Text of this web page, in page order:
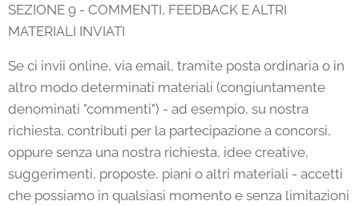
SEZIONE 9 - COMMENTI, FEEDBACK E ALTRI
MATERIALI INVIATI
Se ci invii online, via email, tramite posta ordinaria o in
altro modo determinati materiali (congiuntamente
denominati "commenti") - ad esempio, su nostra
richiesta, contributi per la partecipazione a concorsi,
oppure senza una nostra richiesta, idee creative,
suggerimenti, proposte, piani o altri materiali - accetti
che possiamo in qualsiasi momento e senza limitazioni